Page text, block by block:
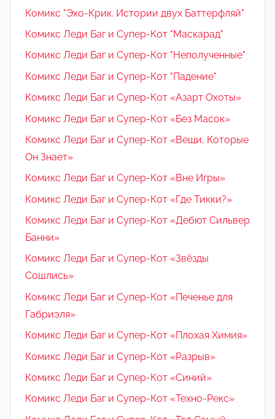
Комикс "Эхо-Крик. Истории двух Баттерфляй"
Комикс Леди Баг и Супер-Кот "Маскарад"
Комикс Леди Баг и Супер-Кот "Неполученные"
Комикс Леди Баг и Супер-Кот "Падение"
Комикс Леди Баг и Супер-Кот «Азарт Охоты»
Комикс Леди Баг и Супер-Кот «Без Масок»
Комикс Леди Баг и Супер-Кот «Вещи, Которые
Он Знает»
Комикс Леди Баг и Супер-Кот «Вне Игры»
Комикс Леди Баг и Супер-Кот «Где Тикки?»
Комикс Леди Баг и Супер-Кот «Дебют Сильвер
Банни»
Комикс Леди Баг и Супер-Кот «Звёзды
Сошлись»
Комикс Леди Баг и Супер-Кот «Печенье для
Габриэля»
Комикс Леди Баг и Супер-Кот «Плохая Химия»
Комикс Леди Баг и Супер-Кот «Разрыв»
Комикс Леди Баг и Супер-Кот «Синий»
Комикс Леди Баг и Супер-Кот «Техно-Рекс»